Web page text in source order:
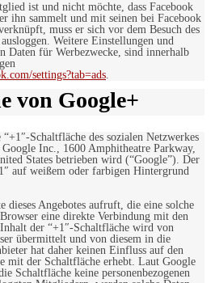
ist und nicht möchte, dass Facebook
ihn sammelt und mit seinen bei Facebook
muss er sich vor dem Besuch des
Weitere Einstellungen und
Daten für Werbezwecke, sind innerhalb
settings?tab=ads.
von Google+
Schaltfläche des sozialen Netzwerkes
Inc., 1600 Amphitheatre Parkway,
States betrieben wird (“Google”). Der
auf weißem oder farbigen Hintergrund
dieses Angebotes aufruft, die eine solche
eine direkte Verbindung mit den
der “+1″-Schaltfläche wird von
übermittelt und von diesem in die
hat daher keinen Einfluss auf den
mit der Schaltfläche erhebt. Laut Google
Schaltfläche keine personenbezogenen